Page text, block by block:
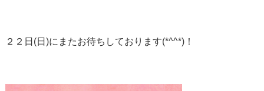
２２日(日)にまたお待ちしております(*^^*)！